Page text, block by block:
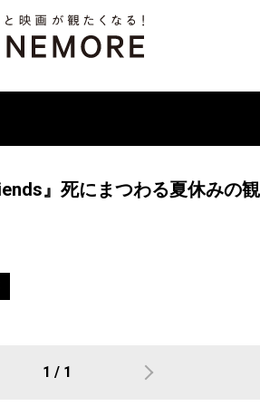
』死にまつわる夏休みの
1 / 1